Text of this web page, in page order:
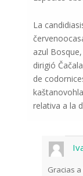
La
azul
dirigió
de
relativa a la
Gracias